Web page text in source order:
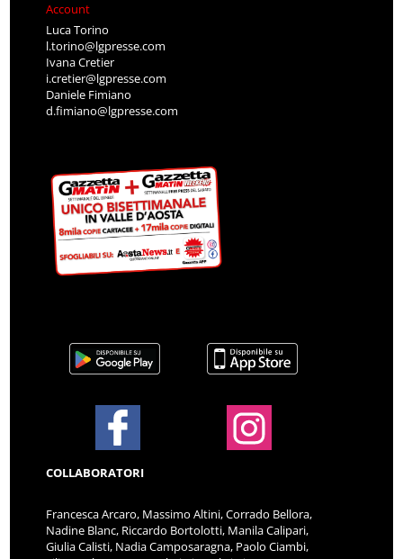
Account
Luca Torino
l.torino@lgpresse.com
Ivana Cretier
i.cretier@lgpresse.com
Daniele Fimiano
d.fimiano@lgpresse.com
COLLABORATORI
Francesca Arcaro, Massimo Altini, Corrado Bellora,
Nadine Blanc, Riccardo Bortolotti, Manila Calipari,
Giulia Calisti, Nadia Camposaragna, Paolo Ciambi,